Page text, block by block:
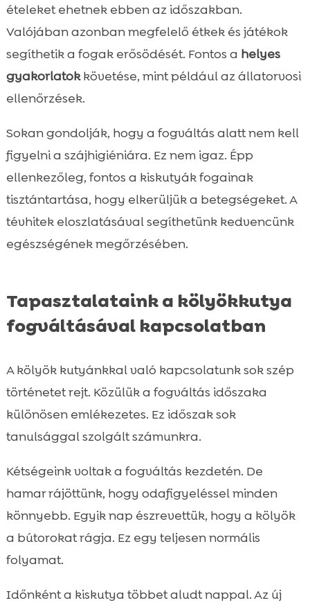
ételeket ehetnek ebben az időszakban.
Valójában azonban megfelelő étkek és játékok
segíthetik a fogak erősödését. Fontos a helyes
gyakorlatokkövetése, mint például az állatorvosi
ellenőrzések.
Sokan gondolják, hogy a fogváltás alatt nem kell
figyelni a szájhigiéniára. Ez nem igaz. Épp
ellenkezőleg, fontos a kiskutyák fogainak
tisztántartása, hogy elkerüljük a betegségeket. A
tévhitek eloszlatásával segíthetünk kedvencünk
egészségének megőrzésében.
Tapasztalataink a kölyökkutya
fogváltásával kapcsolatban
A kölyök kutyánkkal való kapcsolatunk sok szép
történetet rejt. Közülük a fogváltás időszaka
különösen emlékezetes. Ez időszak sok
tanulsággal szolgált számunkra.
Kétségeink voltak a fogváltás kezdetén. De
hamar rájöttünk, hogy odafigyeléssel minden
könnyebb. Egyik nap észrevettük, hogy a kölyök
a bútorokat rágja. Ez egy teljesen normális
folyamat.
Időnként a kiskutya többet aludt nappal. Az új